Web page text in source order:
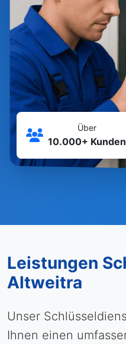
Über
10.000+ Kunden
Leistungen
Altweitra
Unser
Ihnen einen